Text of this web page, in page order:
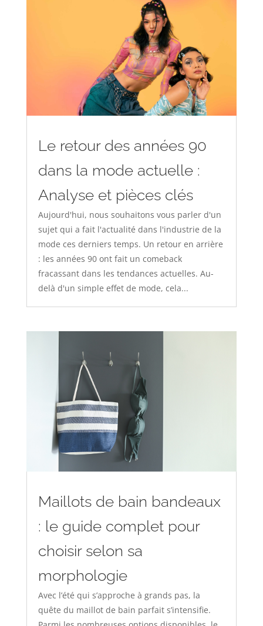
Le retour des années 90
dans la mode actuelle :
Analyse et pièces clés
Aujourd'hui, nous souhaitons vous parler d'un
sujet qui a fait l'actualité dans l'industrie de la
mode ces derniers temps. Un retour en arrière
: les années 90 ont fait un comeback
fracassant dans les tendances actuelles. Au-
delà d'un simple effet de mode, cela...
Maillots de bain bandeaux
: le guide complet pour
choisir selon sa
morphologie
Avec l’été qui s’approche à grands pas, la
quête du maillot de bain parfait s’intensifie.